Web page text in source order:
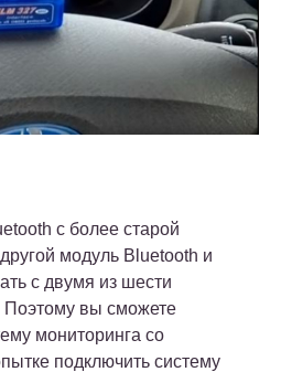
с более старой
модуль Bluetooth и
с двумя из шести
Поэтому вы сможете
мониторинга со
подключить систему